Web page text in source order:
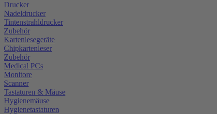
Drucker
Nadeldrucker
Tintenstrahldrucker
Zubehör
Kartenlesegeräte
Chipkartenleser
Zubehör
Medical PCs
Monitore
Scanner
Tastaturen & Mäuse
Hygienemäuse
Hygienetastaturen